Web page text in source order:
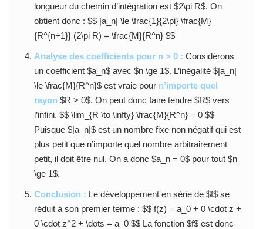
longueur du chemin d’intégration est $2\pi R$. On
obtient donc : $$ |a_n| \le \frac{1}{2\pi} \frac{M}
{R^{n+1}} (2\pi R) = \frac{M}{R^n} $$
Analyse des coefficients pour n > 0 : Considérons
un coefficient $a_n$ avec $n \ge 1$. L’inégalité $|a_n|
\le \frac{M}{R^n}$ est vraie pour n’importe quel
rayon$R > 0$. On peut donc faire tendre $R$ vers
l’infini. $$ \lim_{R \to \infty} \frac{M}{R^n} = 0 $$
Puisque $|a_n|$ est un nombre fixe non négatif qui est
plus petit que n’importe quel nombre arbitrairement
petit, il doit être nul. On a donc $a_n = 0$ pour tout $n
\ge 1$.
Conclusion : Le développement en série de $f$ se
réduit à son premier terme : $$ f(z) = a_0 + 0 \cdot z +
0 \cdot z^2 + \dots = a_0 $$ La fonction $f$ est donc